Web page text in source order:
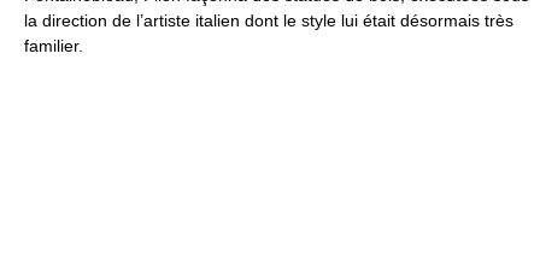
la direction de l’artiste italien dont le style lui était désormais très
familier.